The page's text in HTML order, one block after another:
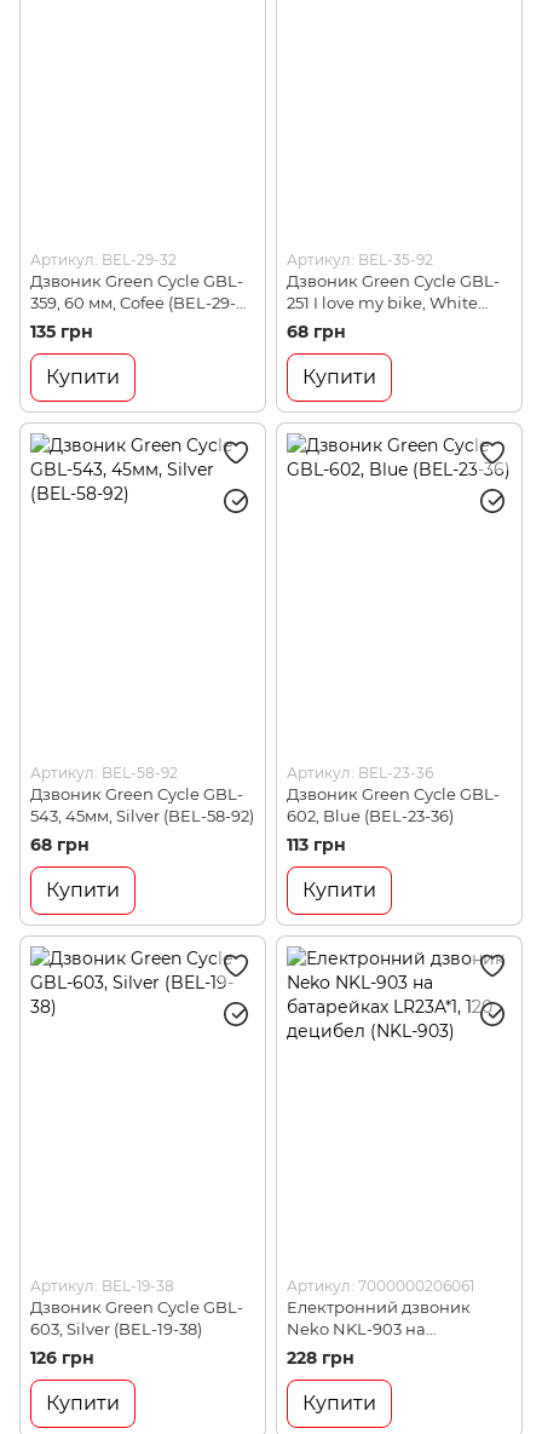
Артикул: BEL-29-32
Дзвоник Green Cycle GBL-
359, 60 мм, Cofee (BEL-29-
32)
135 грн
Купити
Артикул: BEL-35-92
Дзвоник Green Cycle GBL-
251 I love my bike, White
(BEL-35-92)
68 грн
Купити
Артикул: BEL-58-92
Дзвоник Green Cycle GBL-
543, 45мм, Silver (BEL-58-92)
68 грн
Купити
Артикул: BEL-23-36
Дзвоник Green Cycle GBL-
602, Blue (BEL-23-36)
113 грн
Купити
Артикул: BEL-19-38
Дзвоник Green Cycle GBL-
603, Silver (BEL-19-38)
126 грн
Купити
Артикул: 7000000206061
Електронний дзвоник
Neko NKL-903 на
батарейках LR23A*1, 120
децибел (NKL-903)
228 грн
Купити